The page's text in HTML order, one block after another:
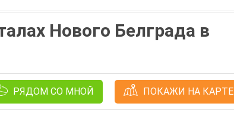
Нового Белграда в
РЯДОМ СО МНОЙ ПОКАЖИ НА КАРТЕ